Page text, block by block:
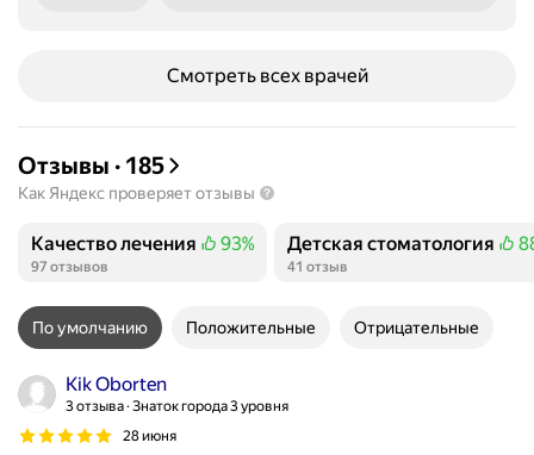
Смотреть всех врачей
Отзывы · 185
Как Яндекс проверяет отзывы
Качество лечения
Положительных отзывов
93%
97 отзывов
Детская стоматология
Положительных отзывов
41 отзыв
По умолчанию Положительные Отрицательные
Kik Oborten
3 отзыва Знаток города 3 уровня
28 июня